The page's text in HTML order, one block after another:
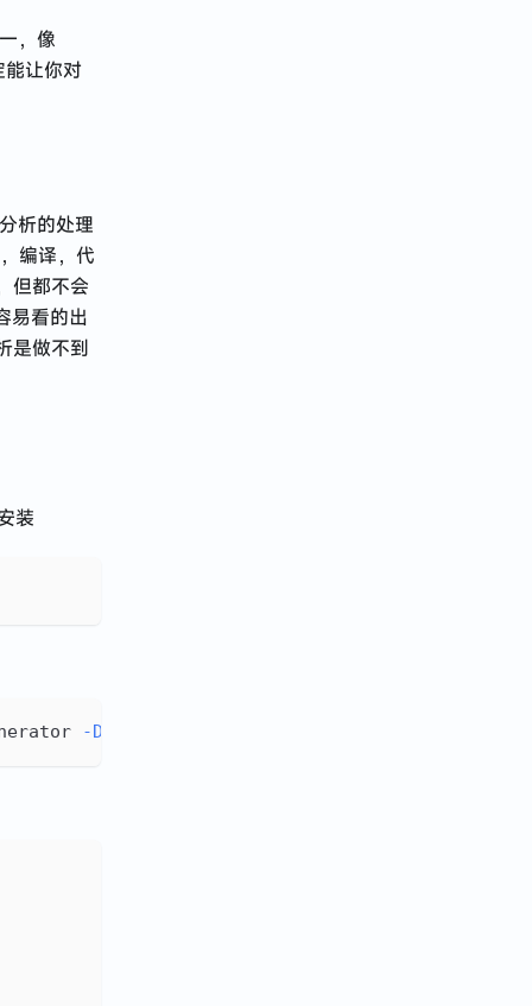
，像
让你对
析的处理
编译，代
但都不会
易看的出
是做不到
装
-D